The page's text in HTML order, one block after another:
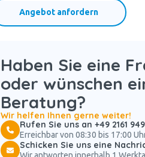
Angebot anfordern
Haben Sie eine
oder wünschen
Beratung?
Wir helfen Ihnen gerne weiter!
Rufen Sie uns an +49 2161
Erreichbar von 08:30 bis 17:00
Schicken Sie uns eine